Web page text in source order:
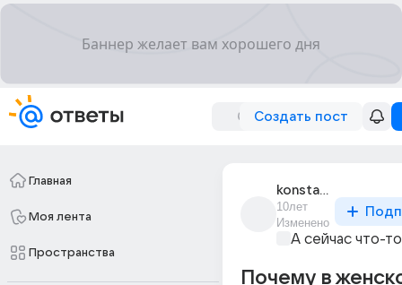
Создать пост
Главная
Моя лента
Пространства
konstantin_11
10лет
Изменено
А сейчас что-
Почему в